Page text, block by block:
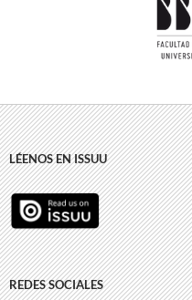
LÉENOS EN ISSUU
REDES SOCIALES